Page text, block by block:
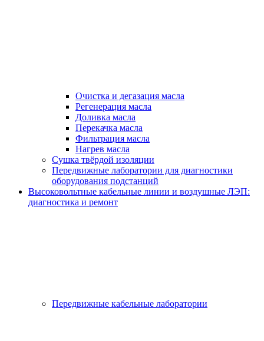
Очистка и дегазация масла
Регенерация масла
Доливка масла
Перекачка масла
Фильтрация масла
Нагрев масла
Сушка твёрдой изоляции
Передвижные лаборатории для диагностики
оборудования подстанций
Высоковольтные кабельные линии и воздушные ЛЭП:
диагностика и ремонт
Передвижные кабельные лаборатории